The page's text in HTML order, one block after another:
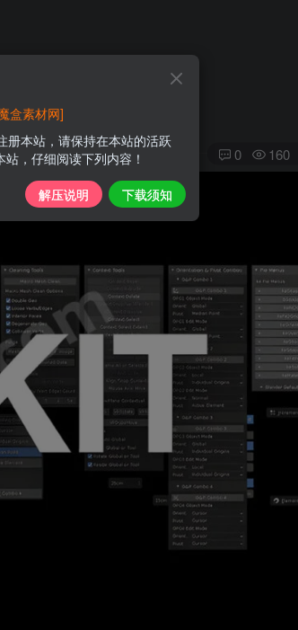
0 160
盒素材网]
册本站，请保持在本站的活跃
站，仔细阅读下列内容！
解压说明 下载须知